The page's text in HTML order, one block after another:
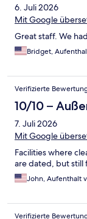
6. Juli 2026
Mit Google
Great staff. We
Bridget,
Verifizierte
10/10 –
7. Juli 2026
Mit Google
Facilities where
are dated, but still
John, Aufenthalt
Verifizierte